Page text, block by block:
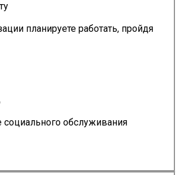
планируете работать, пройдя
обслуживания